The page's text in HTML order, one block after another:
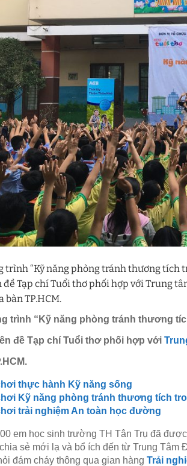
trình “Kỹ năng phòng tránh thương tích
đề Tạp chí Tuổi thơ phối hợp với Trung
bàn TP.HCM.
trình “Kỹ năng phòng tránh thương
đề Tạp chí Tuổi thơ phối hợp với
thực hành Kỹ năng sống
Kỹ năng phòng tránh thương tích
trải nghiệm An toàn học đường
em học sinh trường TH Tân Trụ đã
sẻ mới lạ và bổ ích đến từ Trung
đám cháy thông qua gian hàngTrải